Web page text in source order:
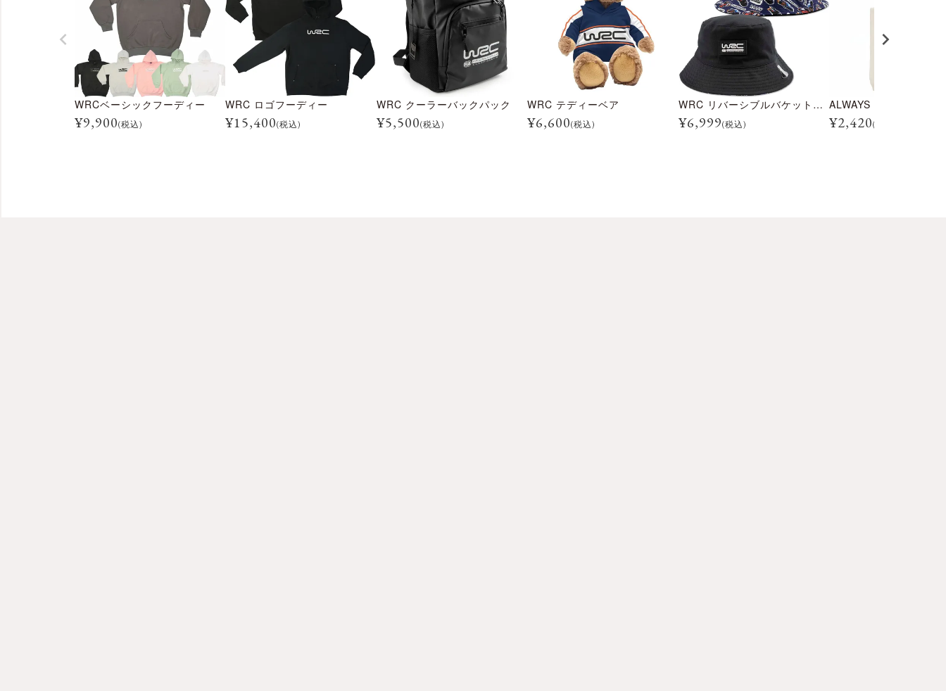
WRCベーシックフーディー
¥9,900(税込)
WRC ロゴフーディー
¥15,400(税込)
WRC クーラーバックパック
¥5,500(税込)
WRC テディーベア
¥6,600(税込)
WRC リバーシブルバケットハット
¥6,999(税込) ¥2,420(税込)